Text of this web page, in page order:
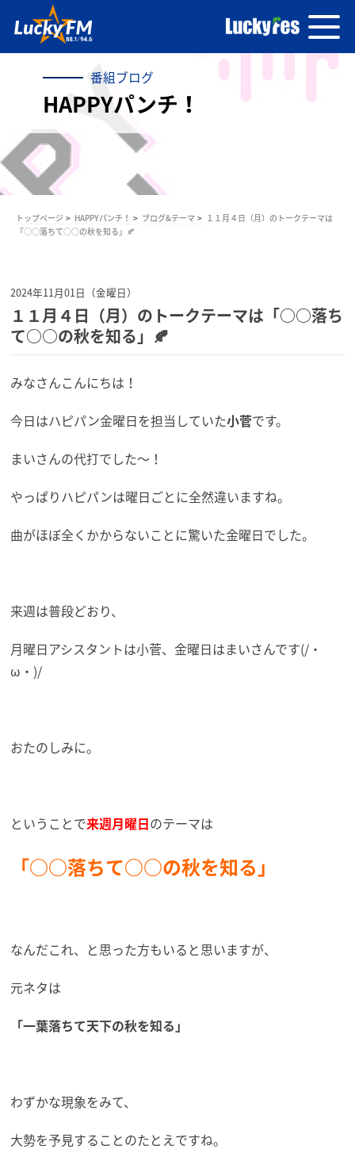
番組ブログ
HAPPYパンチ！
トップページ HAPPYパンチ！ ブログ&テーマ
１１月４日（月）のトークテーマは
「○○落ちて○○の秋を知る」🍂
2024年11月01日（金曜日）
１１月４日（月）のトークテーマは「○○落ち
て○○の秋を知る」🍂
みなさんこんにちは！
今日はハピパン金曜日を担当していた小菅です。
まいさんの代打でした～！
やっぱりハピパンは曜日ごとに全然違いますね。
曲がほぼ全くかからないことに驚いた金曜日でした。
来週は普段どおり、
月曜日アシスタントは小菅、金曜日はまいさんです(/・
ω・)/
おたのしみに。
ということで来週月曜日のテーマは
「○○落ちて○○の秋を知る」
なんだこれ、と思った方もいると思いますが、
元ネタは
「一葉落ちて天下の秋を知る」
わずかな現象をみて、
大勢を予見することのたとえですね。